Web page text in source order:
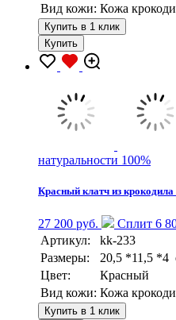
Вид кожи: Кожа
Купить в 1 клик
Купить
натуральности 100%
Красный клатч из
27 200 руб.
Сплит 6
Артикул:
kk-233
Размеры:
20,5 *11,5 *4
Цвет:
Красный
Вид кожи: Кожа
Купить в 1 клик